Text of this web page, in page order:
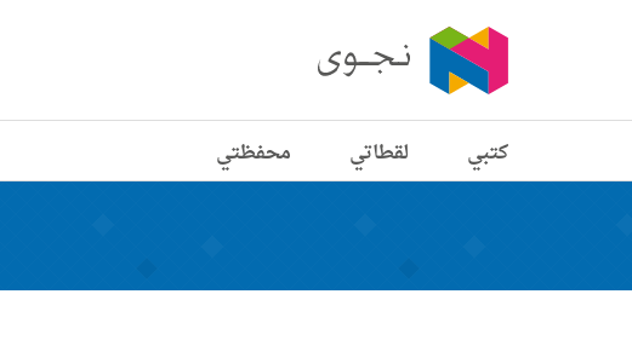
كتبي لقطاتي محفظتي